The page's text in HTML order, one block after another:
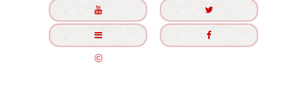




جميع الحقوق محفوظة©